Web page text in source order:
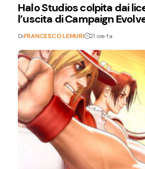
Halo Studios colpita dai
l’uscita di Campaign
DiFRANCESCO LEMURI 21 ore fa